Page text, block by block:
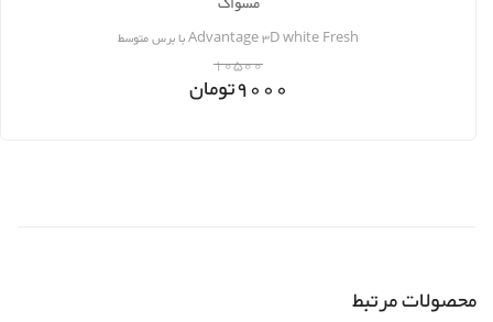
Advantage 3D white Fresh با برس متوسط
10500
9000تومان
محصولات مرتبط